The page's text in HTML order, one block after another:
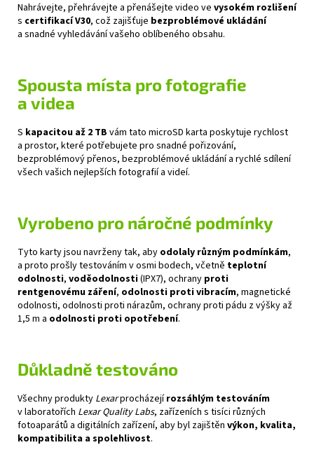
Nahrávejte, přehrávejte a přenášejte video ve vysokém rozlišení
s certifikací V30, což zajišťuje bezproblémové ukládání
a snadné vyhledávání vašeho oblíbeného obsahu.
Spousta místa pro fotografie
a videa
S kapacitou až 2 TB vám tato microSD karta poskytuje rychlost
a prostor, které potřebujete pro snadné pořizování,
bezproblémový přenos, bezproblémové ukládání a rychlé sdílení
všech vašich nejlepších fotografií a videí.
Vyrobeno pro náročné podmínky
Tyto karty jsou navrženy tak, aby odolaly různým podmínkám,
a proto prošly testováním v osmi bodech, včetně teplotní
odolnosti, voděodolnosti(IPX7), ochrany proti
rentgenovému záření, odolnosti proti vibracím, magnetické
odolnosti, odolnosti proti nárazům, ochrany proti pádu z výšky až
1,5 m a odolnosti proti opotřebení.
Důkladně testováno
Všechny produkty Lexarprocházejírozsáhlým testováním
v laboratořích Lexar Quality Labs, zařízeních s tisíci různých
fotoaparátů a digitálních zařízení, aby byl zajištěn výkon, kvalita,
kompatibilita a spolehlivost.